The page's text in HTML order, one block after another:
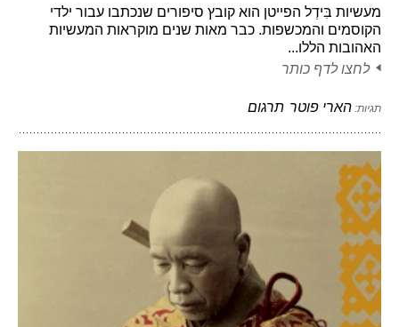
מעשיות בִּידְל הפייטן הוא קובץ סיפורים שנכתבו עבור ילדי
הקוסמים והמכשפות. כבר מאות שנים מוקראות המעשיות
האהובות הללו...
לחצו לדף כותר
תגיות: הארי פוטר תרגום